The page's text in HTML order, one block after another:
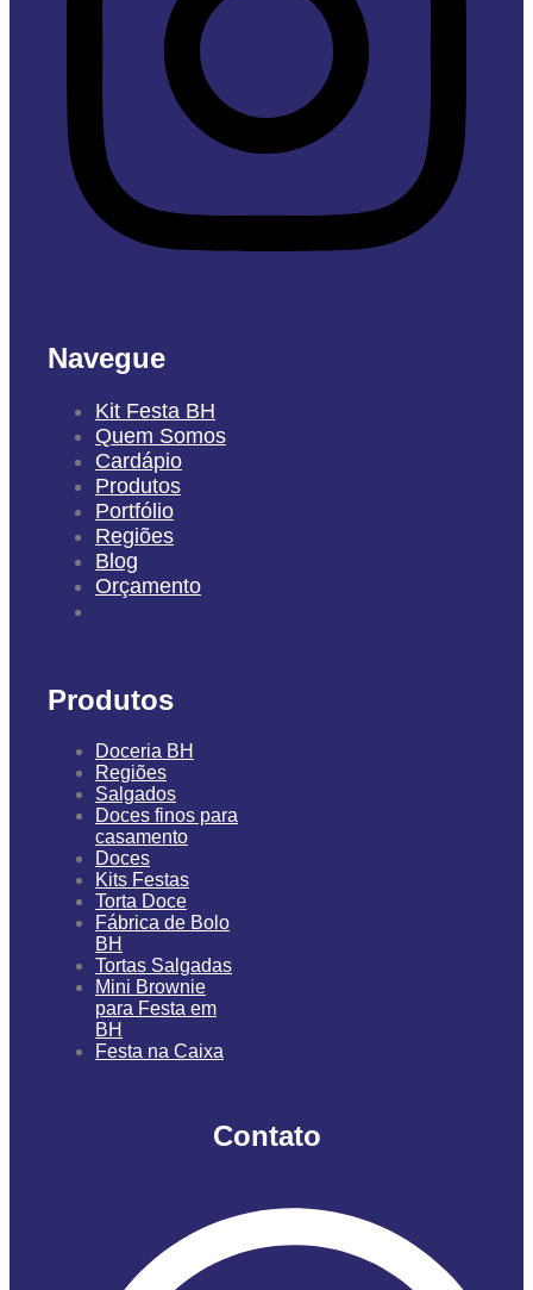
Navegue
Kit Festa BH
Quem Somos
Cardápio
Produtos
Portfólio
Regiões
Blog
Orçamento
Produtos
Doceria BH
Regiões
Salgados
Doces finos para
casamento
Doces
Kits Festas
Torta Doce
Fábrica de Bolo
BH
Tortas Salgadas
Mini Brownie
para Festa em
BH
Festa na Caixa
Contato